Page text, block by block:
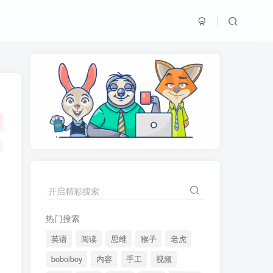
开启精彩搜索
热门搜索
英语 阅读 思维 猴子
老虎
boboiboy
内容 手工 视频